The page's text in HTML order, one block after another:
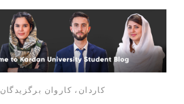
کاردان، کاروان برگزیدگان